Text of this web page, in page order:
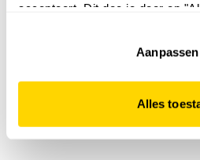
accepteert. Dit doe je door op
website niet optimaal functioneert.
Aanpassen
Alles